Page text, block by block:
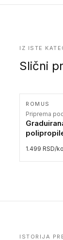
IZ ISTE
Slični
ROMUS
Priprema
1.499 RSD/
ISTORIJA